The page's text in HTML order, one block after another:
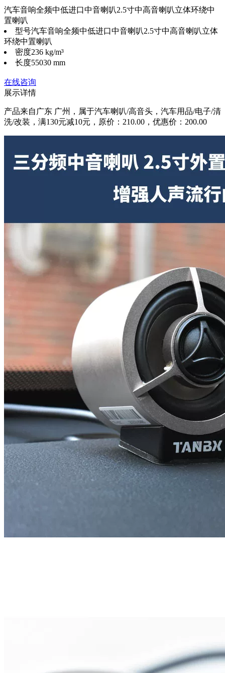
汽车音响全频中低进口中音喇叭2.5寸中高音喇叭立体环绕中
置喇叭
型号汽车音响全频中低进口中音喇叭2.5寸中高音喇叭立体
环绕中置喇叭
密度236 kg/m³
长度55030 mm
在线咨询
展示详情
产品来自广东 广州，属于汽车喇叭/高音头，汽车用品/电子/清
洗/改装，满130元减10元，原价：210.00，优惠价：200.00